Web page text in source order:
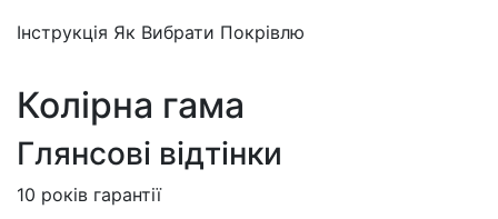
Інструкція Як Вибрати Покрівлю
Колірна гама
Глянсові відтінки
10 років гарантії